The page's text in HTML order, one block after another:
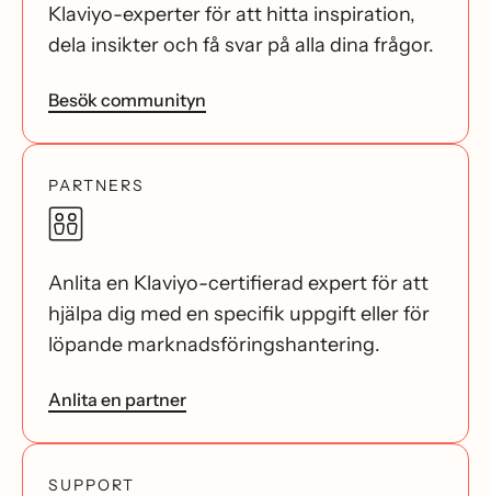
Klaviyo-experter för att hitta inspiration,
dela insikter och få svar på alla dina frågor.
Besök communityn
PARTNERS
Anlita en Klaviyo-certifierad expert för att
hjälpa dig med en specifik uppgift eller för
löpande marknadsföringshantering.
Anlita en partner
SUPPORT